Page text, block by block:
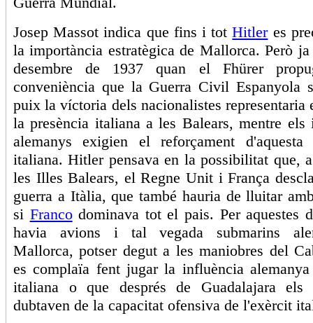
Josep Massot indica que fins i totHitleres
la importància estratègica de Mallorca. Però ja
desembre de 1937 quan el Fhürer
conveniència que la Guerra Civil Espanyola
puix la víctoria dels nacionalistes representaria
la presència italiana a les Balears, mentre els
alemanys exigien el reforçament d'aquesta
italiana. Hitler pensava en la possibilitat que,
les Illes Balears, el Regne Unit i França
guerra a Itàlia, que també hauria de lluitar
si Francodominava tot el pais. Per aquestes
havia avions i tal vegada submarins
Mallorca, potser degut a les maniobres del
es complaïa fent jugar la influència
italiana o que després de Guadalajara els
dubtaven de la capacitat ofensiva de l'exèrcit